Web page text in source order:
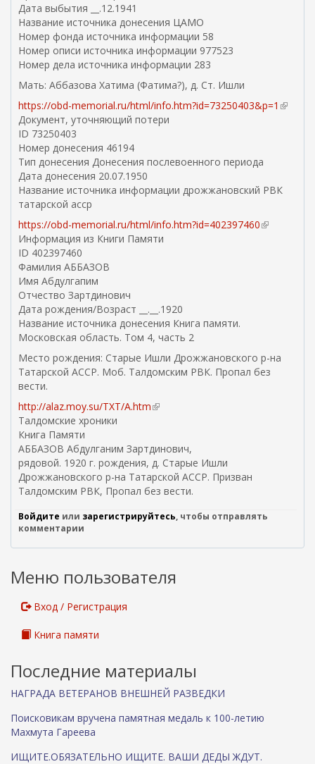
Дата выбытия __.12.1941
Название источника донесения ЦАМО
Номер фонда источника информации 58
Номер описи источника информации 977523
Номер дела источника информации 283
Мать: Аббазова Хатима (Фатима?), д. Ст. Ишли
https://obd-memorial.ru/html/info.htm?id=73250403&p=1 (
я
Документ, уточняющий потери
ID 73250403
Номер донесения 46194
Тип донесения Донесения послевоенного периода
Дата донесения 20.07.1950
Название источника информации дрожжановский РВК
татарской асср
https://obd-memorial.ru/html/info.htm?id=402397460(
ы
л
Информация из Книги Памяти
ID 402397460
Фамилия АББАЗОВ
Имя Абдулгапим
Отчество Зартдинович
Дата рождения/Возраст __.__.1920
Название источника донесения Книга памяти.
Московская область. Том 4, часть 2
Место рождения: Старые Ишли Дрожжановского р-на
Татарской АССР. Моб. Талдомским РВК. Пропал без
вести.
http://alaz.moy.su/TXT/A.htm(
е
ш
н
я
с
ы
к
Талдомские хроники
Книга Памяти
АББАЗОВ Абдулганим Зартдинович,
рядовой. 1920 г. рождения, д. Старые Ишли
Дрожжановского р-на Татарской АССР. Призван
Талдомским РВК, Пропал без вести.
Войдите или зарегистрируйтесь, чтобы отправлять
комментарии
Меню пользователя
Вход / Регистрация
Книга памяти
Последние материалы
НАГРАДА ВЕТЕРАНОВ ВНЕШНЕЙ РАЗВЕДКИ
Поисковикам вручена памятная медаль к 100-летию
Махмута Гареева
ИЩИТЕ.ОБЯЗАТЕЛЬНО ИЩИТЕ. ВАШИ ДЕДЫ ЖДУТ.